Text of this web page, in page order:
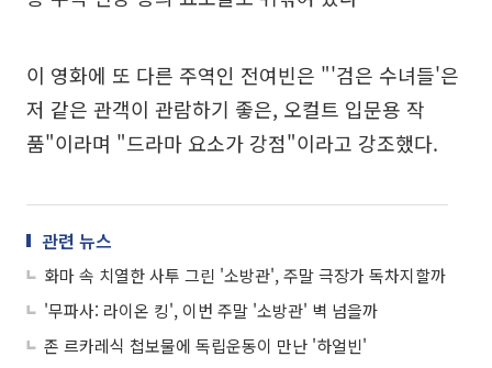
이 영화에 또 다른 주역인 전여빈은 "'검은 수녀들'은
저 같은 관객이 관람하기 좋은, 오컬트 입문용 작
품"이라며 "드라마 요소가 강점"이라고 강조했다.
관련 뉴스
화마 속 치열한 사투 그린 '소방관', 주말 극장가 독차지할까
'무파사: 라이온 킹', 이번 주말 '소방관' 벽 넘을까
존 르카레식 첩보물에 독립운동이 만난 '하얼빈'